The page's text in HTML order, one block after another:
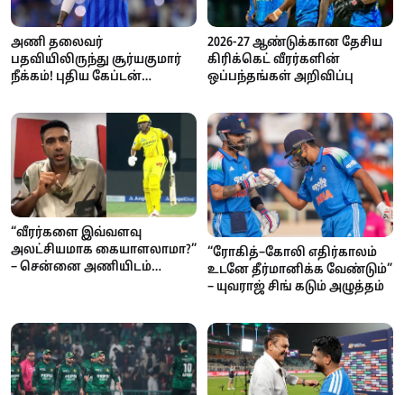
அணி தலைவர்
பதவியிலிருந்து சூர்யகுமார்
நீக்கம்! புதிய கேப்டன்
2026-27 ஆண்டுக்கான தேசிய
கிரிக்கெட் வீரர்களின்
ஒப்பந்தங்கள் அறிவிப்பு
“வீரர்களை இவ்வளவு
அலட்சியமாக கையாளலாமா?”
– சென்னை அணியிடம்
“ரோகித்–கோலி எதிர்காலம்
உடனே தீர்மானிக்க வேண்டும்”
– யுவராஜ் சிங் கடும் அழுத்தம்